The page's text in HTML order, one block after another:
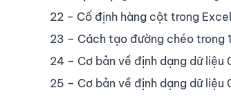
22 – Cố định hàng cột trong
23 – Cách tạo đường chéo trong
24 – Cơ bản về định dạng dữ liệu
25 – Cơ bản về định dạng dữ liệu